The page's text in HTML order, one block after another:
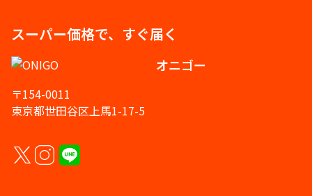
スーパー価格で、すぐ届く
オニゴー
〒154-0011
東京都世田谷区上馬1-17-5